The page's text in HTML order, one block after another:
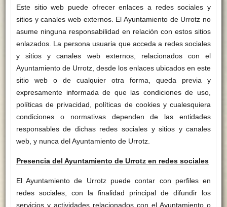
Este sitio web puede ofrecer enlaces a redes sociales y
sitios y canales web externos. El Ayuntamiento de Urrotz no
asume ninguna responsabilidad en relación con estos sitios
enlazados. La persona usuaria que acceda a redes sociales
y sitios y canales web externos, relacionados con el
Ayuntamiento de Urrotz, desde los enlaces ubicados en este
sitio web o de cualquier otra forma, queda previa y
expresamente informada de que las condiciones de uso,
políticas de privacidad, políticas de cookies y cualesquiera
condiciones o normativas dependen de las entidades
responsables de dichas redes sociales y sitios y canales
web, y nunca del Ayuntamiento de Urrotz.
Presencia del Ayuntamiento de Urrotz en redes sociales
El Ayuntamiento de Urrotz puede contar con perfiles en
redes sociales, con la finalidad principal de difundir los
servicios y actividades relacionados con el Ayuntamiento o